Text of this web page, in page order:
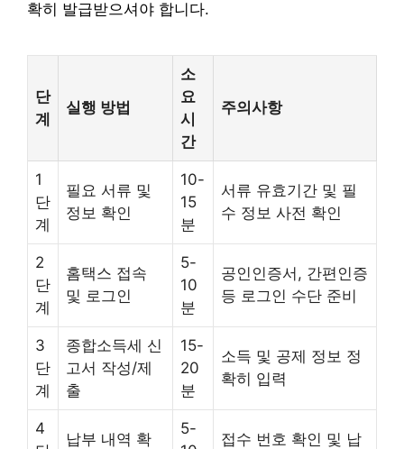
확히 발급받으셔야 합니다.
단
계
실행 방법
소
요
시
간
주의사항
1
단
계
필요 서류 및
정보 확인
10-
15
분
서류 유효기간 및 필
수 정보 사전 확인
2
단
계
홈택스 접속
및 로그인
5-
10
분
공인인증서, 간편인증
등 로그인 수단 준비
3
단
계
종합소득세 신
고서 작성/제
출
15-
20
분
소득 및 공제 정보 정
확히 입력
4
납부 내역 확
5-
접수 번호 확인 및 납